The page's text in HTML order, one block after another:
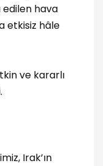
edilen hava
etkisiz hâle
ve kararlı
Irak’ın